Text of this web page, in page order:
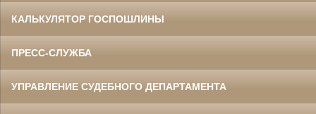
КАЛЬКУЛЯТОР ГОСПОШЛИНЫ
ПРЕСС-СЛУЖБА
УПРАВЛЕНИЕ СУДЕБНОГО ДЕПАРТАМЕНТА